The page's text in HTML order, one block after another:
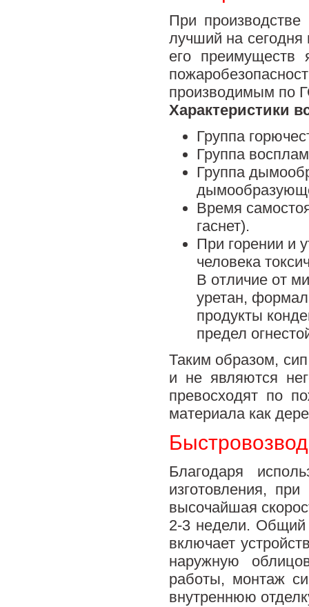
При
лучший на
его преимуществ
производимым по
Характеристики
Группа
Группа
Группа
Время
гаснет).
При горении и
человека
В отличие от
уретан,
продукты
предел
Таким образом,
и не являются
превосходят по
материала как
Благодаря
изготовления,
высочайшая
2-3 недели. Общий
включает
наружную
работы, монтаж
внутреннюю